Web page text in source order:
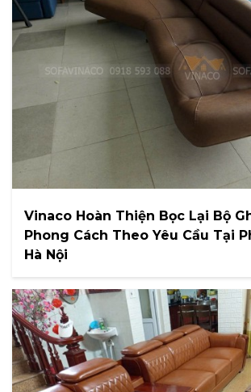
Vinaco Hoàn Thiện Bọc Lại Bộ
Phong Cách Theo Yêu Cầu Tại
Hà Nội